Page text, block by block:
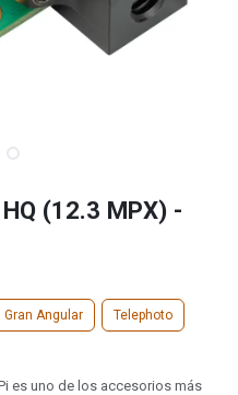
(12.3 MPX) -
Gran Angular Telephoto
es uno de los accesorios más